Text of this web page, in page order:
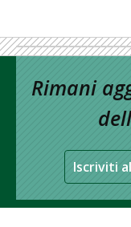
Rimani
Iscriviti